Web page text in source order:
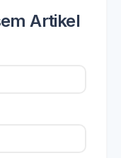
Artikel